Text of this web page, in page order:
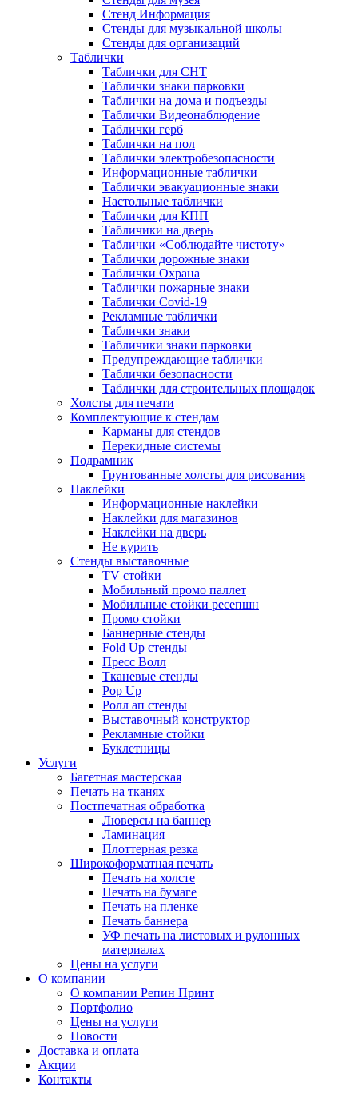
Стенд Информация
Стенды для музыкальной школы
Стенды для организаций
Таблички
Таблички для СНТ
Таблички знаки парковки
Таблички на дома и подъезды
Таблички Видеонаблюдение
Таблички герб
Таблички на пол
Таблички электробезопасности
Информационные таблички
Таблички эвакуационные знаки
Настольные таблички
Таблички для КПП
Табличики на дверь
Таблички «Соблюдайте чистоту»
Таблички дорожные знаки
Таблички Охрана
Таблички пожарные знаки
Таблички Covid-19
Рекламные таблички
Таблички знаки
Табличики знаки парковки
Предупреждающие таблички
Таблички безопасности
Таблички для строительных площадок
Холсты для печати
Комплектующие к стендам
Карманы для стендов
Перекидные системы
Подрамник
Грунтованные холсты для рисования
Наклейки
Информационные наклейки
Наклейки для магазинов
Наклейки на дверь
Не курить
Стенды выставочные
TV стойки
Мобильный промо паллет
Мобильные стойки ресепшн
Промо стойки
Баннерные стенды
Fold Up стенды
Пресс Волл
Тканевые стенды
Pop Up
Ролл ап стенды
Выставочный конструктор
Рекламные стойки
Буклетницы
Услуги
Багетная мастерская
Печать на тканях
Постпечатная обработка
Люверсы на баннер
Ламинация
Плоттерная резка
Широкоформатная печать
Печать на холсте
Печать на бумаге
Печать на пленке
Печать баннера
УФ печать на листовых и рулонных
материалах
Цены на услуги
О компании
О компании Репин Принт
Портфолио
Цены на услуги
Новости
Доставка и оплата
Акции
Контакты